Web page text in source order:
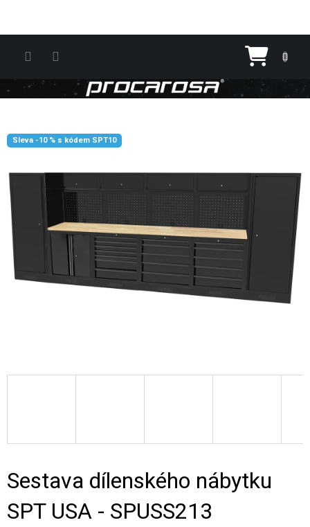
Sleva -10 % s kódem SPT10
Sestava dílenského nábytku
SPT USA - SPUSS213